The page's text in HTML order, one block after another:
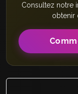
Consultez notre
obtenir